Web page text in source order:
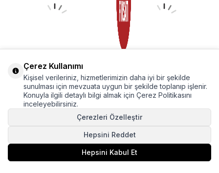
+5
Mint Desenli Kol Lastikli Tunik
4366A
720,99
+8
Laci Bisiklet Yaka Çizgili Tunik
5380
★ ★★★
Çerez Kullanımı
Kişisel verileriniz, hizmetlerimizin daha iyi bir şekilde
sunulması için mevzuata uygun bir şekilde toplanıp işlenir.
Konuyla ilgili detaylı bilgi almak için Çerez Politikasını
inceleyebilirsiniz.
Çerezleri Özelleştir
Hepsini Reddet
Hepsini Kabul Et